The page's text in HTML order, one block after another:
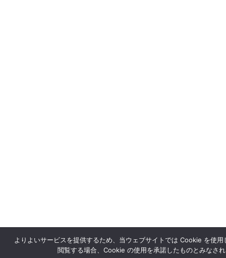
よりよいサービスを提供するため、当ウェブサイトでは Cookie を使用
閲覧する場合、Cookie の使用を承諾したものとみなさ